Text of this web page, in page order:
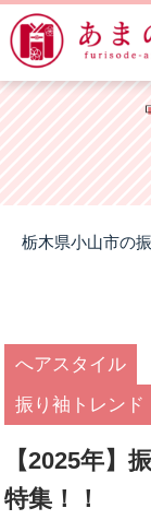
栃木県小山市の
へアスタイル
振り袖トレンド
【2025年
特集！！